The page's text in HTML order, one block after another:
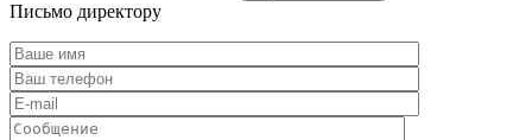
Письмо директору